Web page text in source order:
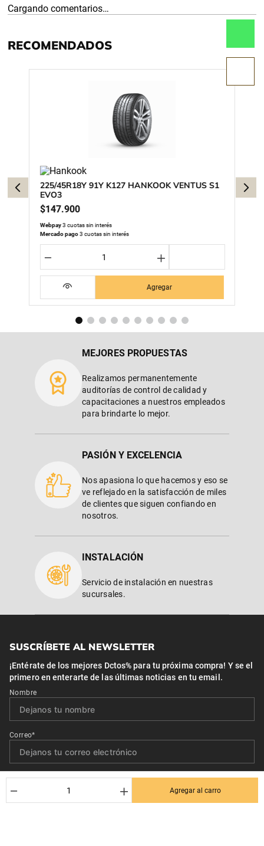
＋
－ Agregar al carro
Cargando comentarios…
RECOMENDADOS
225/45R18Y 91Y K127 HANKOOK VENTUS S1
EVO3
$147.900
Webpay3 cuotas sin interés
Mercado pago3 cuotas sin interés
＋
－
Agregar
MEJORES PROPUESTAS
Realizamos permanentemente
auditorías de control de calidad y
capacitaciones a nuestros empleados
para brindarte lo mejor.
PASIÓN Y EXCELENCIA
Nos apasiona lo que hacemos y eso se
ve reflejado en la satisfacción de miles
de clientes que siguen confiando en
nosotros.
INSTALACIÓN
Servicio de instalación en nuestras
sucursales.
SUSCRÍBETE AL NEWSLETTER
¡Entérate de los mejores Dctos% para tu próxima compra! Y se el
primero en enterarte de las últimas noticias en tu email.
Nombre
Correo*
Quiero recibir el newsletter con promociones.